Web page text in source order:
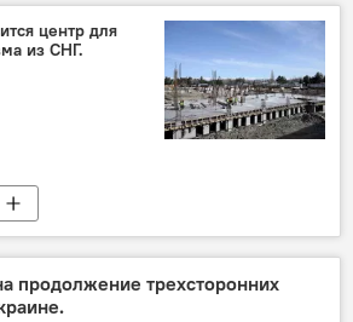
центр для
из СНГ.
продолжение трехсторонних